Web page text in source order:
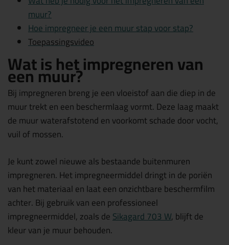
muur?
Hoe impregneer je een muur stap voor stap?
Toepassingsvideo
Wat is het impregneren van
een muur?
Bij impregneren breng je een vloeistof aan die diep in de
muur trekt en een beschermlaag vormt. Deze laag maakt
de muur waterafstotend en voorkomt schade door vocht,
vuil of mossen.
Je kunt zowel nieuwe als bestaande buitenmuren
impregneren. Het impregneermiddel dringt in de poriën
van het materiaal en laat een onzichtbare beschermfilm
achter. Bij gebruik van een professioneel
impregneermiddel, zoals deSikagard 703 W, blijft de
kleur van je muur behouden.